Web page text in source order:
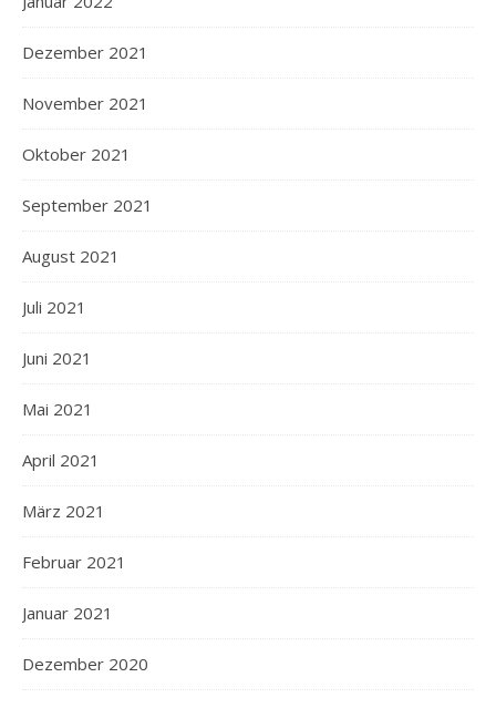
Dezember 2021
November 2021
Oktober 2021
September 2021
August 2021
Juli 2021
Juni 2021
Mai 2021
April 2021
März 2021
Februar 2021
Januar 2021
Dezember 2020